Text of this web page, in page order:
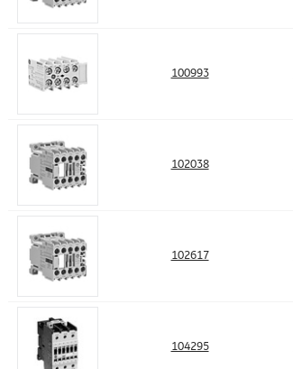
100993
102038
102617
104295